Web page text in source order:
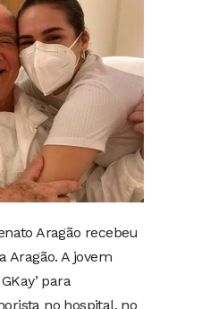
Aragão recebeu
Aragão. A jovem
para
no hospital, no